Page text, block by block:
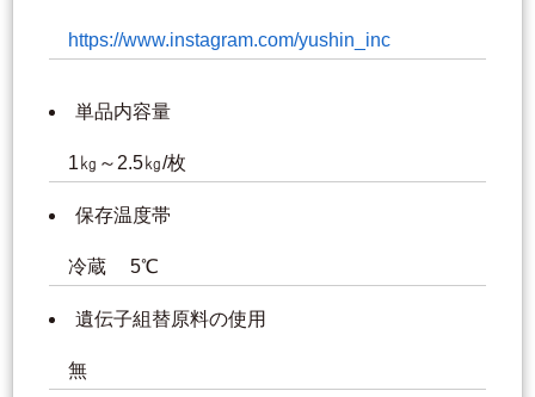
https://www.instagram.com/yushin_inc
単品内容量
1㎏～2.5㎏/枚
保存温度帯
冷蔵 5℃
遺伝子組替原料の使用
無